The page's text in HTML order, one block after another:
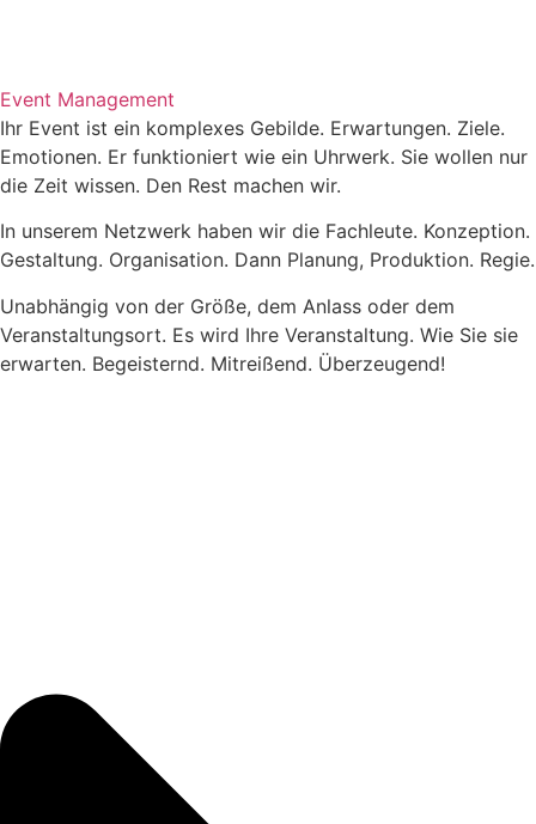
Event Management
Ihr Event ist ein komplexes Gebilde. Erwartungen. Ziele.
Emotionen. Er funktioniert wie ein Uhrwerk. Sie wollen nur
die Zeit wissen. Den Rest machen wir.
In unserem Netzwerk haben wir die Fachleute. Konzeption.
Gestaltung. Organisation. Dann Planung, Produktion. Regie.
Unabhängig von der Größe, dem Anlass oder dem
Veranstaltungsort. Es wird Ihre Veranstaltung. Wie Sie sie
erwarten. Begeisternd. Mitreißend. Überzeugend!